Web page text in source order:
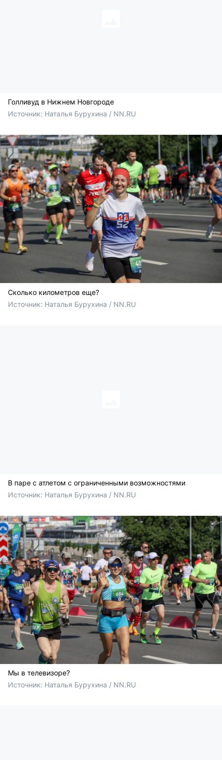
Голливуд в Нижнем Новгороде
Источник: Наталья Бурухина / NN.RU
Сколько километров еще?
Источник: Наталья Бурухина / NN.RU
В паре с атлетом с ограниченными возможностями
Источник: Наталья Бурухина / NN.RU
Мы в телевизоре?
Источник: Наталья Бурухина / NN.RU